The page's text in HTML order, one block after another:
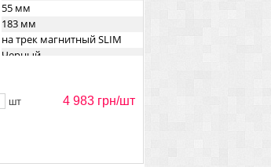
55 мм
183 мм
на трек магнитный SLIM
Черный
шт 4 983 грн/шт